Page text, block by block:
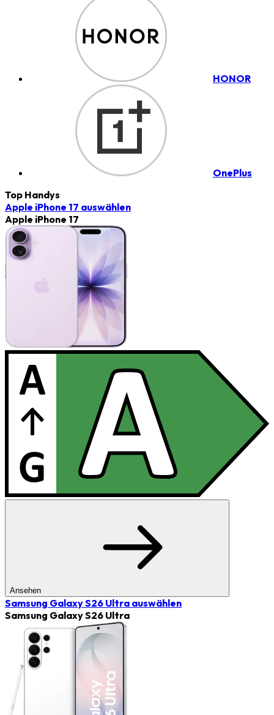
HONOR
OnePlus
Top Handys
Apple iPhone 17 auswählen
Apple iPhone 17
Ansehen
Samsung Galaxy S26 Ultra auswählen
Samsung Galaxy S26 Ultra